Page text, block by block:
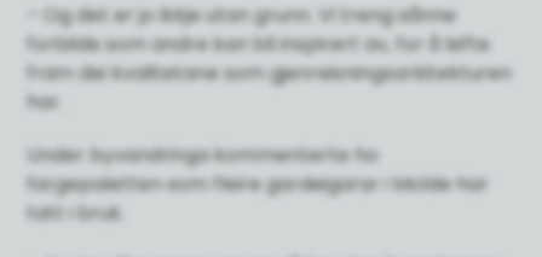
– Og det er jo ikkje utan grunn. Vi treng sånne
forbilde som andre kan bli inspirert av, for å løfte
fram dei kvalitetane som gjenreisningsarkitekturen
har.
Under byvandringa kommenterte ho
fargepaletten som fleire gardeigarar i Molde har
tatt i bruk.